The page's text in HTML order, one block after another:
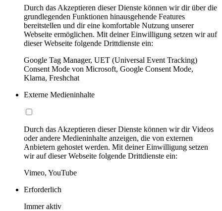
Durch das Akzeptieren dieser Dienste können wir dir über die
grundlegenden Funktionen hinausgehende Features
bereitstellen und dir eine komfortable Nutzung unserer
Webseite ermöglichen. Mit deiner Einwilligung setzen wir auf
dieser Webseite folgende Drittdienste ein:
Google Tag Manager, UET (Universal Event Tracking)
Consent Mode von Microsoft, Google Consent Mode,
Klarna, Freshchat
Externe Medieninhalte
Durch das Akzeptieren dieser Dienste können wir dir Videos
oder andere Medieninhalte anzeigen, die von externen
Anbietern gehostet werden. Mit deiner Einwilligung setzen
wir auf dieser Webseite folgende Drittdienste ein:
Vimeo, YouTube
Erforderlich
Immer aktiv